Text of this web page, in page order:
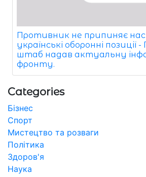
Противник не припиняє
українські оборонні позиції
штаб надав актуальну
фронту.
Categories
Бізнес
Спорт
Мистецтво та розваги
Політика
Здоров'я
Наука